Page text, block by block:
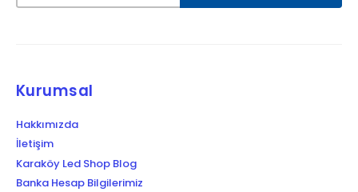
Kurumsal
Hakkımızda
İletişim
Karaköy Led Shop Blog
Banka Hesap Bilgilerimiz